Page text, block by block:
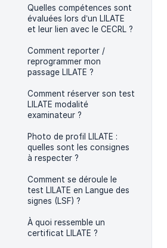
Quelles compétences sont
évaluées lors d’un LILATE
et leur lien avec le CECRL ?
Comment reporter /
reprogrammer mon
passage LILATE ?
Comment réserver son test
LILATE modalité
examinateur ?
Photo de profil LILATE :
quelles sont les consignes
à respecter ?
Comment se déroule le
test LILATE en Langue des
signes (LSF) ?
À quoi ressemble un
certificat LILATE ?